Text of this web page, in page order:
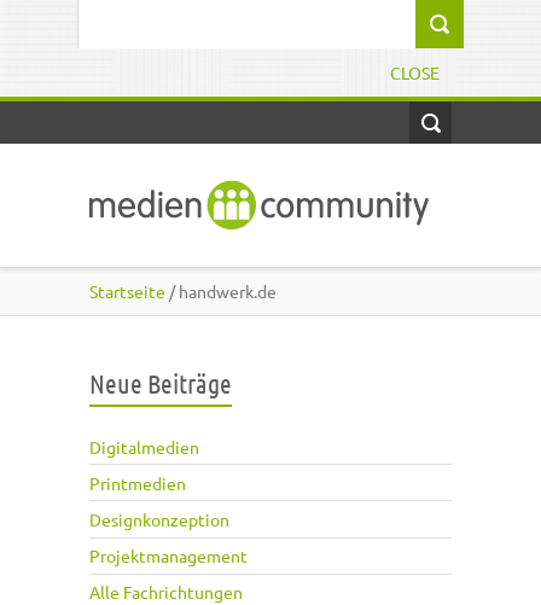
CLOSE
Startseite / handwerk.de
Neue Beiträge
Digitalmedien
Printmedien
Designkonzeption
Projektmanagement
Alle Fachrichtungen